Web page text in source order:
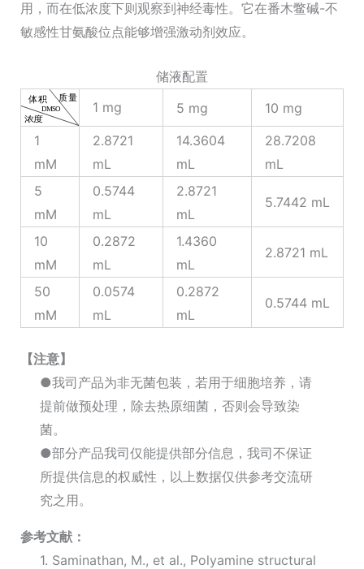
用，而在低浓度下则观察到神经毒性。它在番木鳖碱-不
敏感性甘氨酸位点能够增强激动剂效应。
储液配置
1 mg
5 mg
10 mg
1
mM
2.8721
mL
14.3604
mL
28.7208
mL
5
mM
0.5744
mL
2.8721
mL
5.7442 mL
10
mM
0.2872
mL
1.4360
mL
2.8721 mL
50
mM
0.0574
mL
0.2872
mL
0.5744 mL
【注意】
●我司产品为非无菌包装，若用于细胞培养，请
提前做预处理，除去热原细菌，否则会导致染
菌。
●部分产品我司仅能提供部分信息，我司不保证
所提供信息的权威性，以上数据仅供参考交流研
究之用。
参考文献：
1. Saminathan, M., et al., Polyamine structural